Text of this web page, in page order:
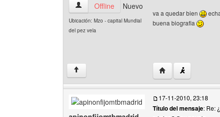
region33 Ver perfil del usuario
Offline Nuevo
Ubicación: Mzo - capital Mundial
del pez vela
va a quedar bien
buena biografia
↑ Visitar sitio web
17-11-2010, 23:18
Título del mensaje: Re: